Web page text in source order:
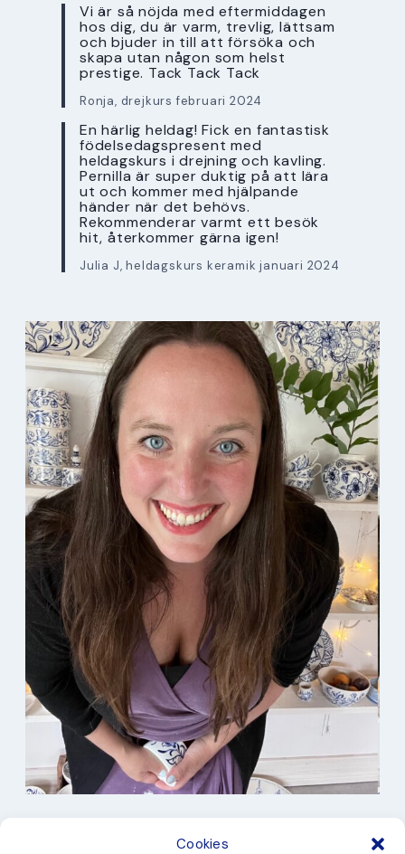
Cookies
Vi är så nöjda med eftermiddagen
hos dig, du är varm, trevlig, lättsam
och bjuder in till att försöka och
skapa utan någon som helst
prestige. Tack Tack Tack
Ronja, drejkurs februari 2024
En härlig heldag! Fick en fantastisk
födelsedagspresent med
heldagskurs i drejning och kavling.
Pernilla är super duktig på att lära
ut och kommer med hjälpande
händer när det behövs.
Rekommenderar varmt ett besök
hit, återkommer gärna igen!
Julia J, heldagskurs keramik januari 2024